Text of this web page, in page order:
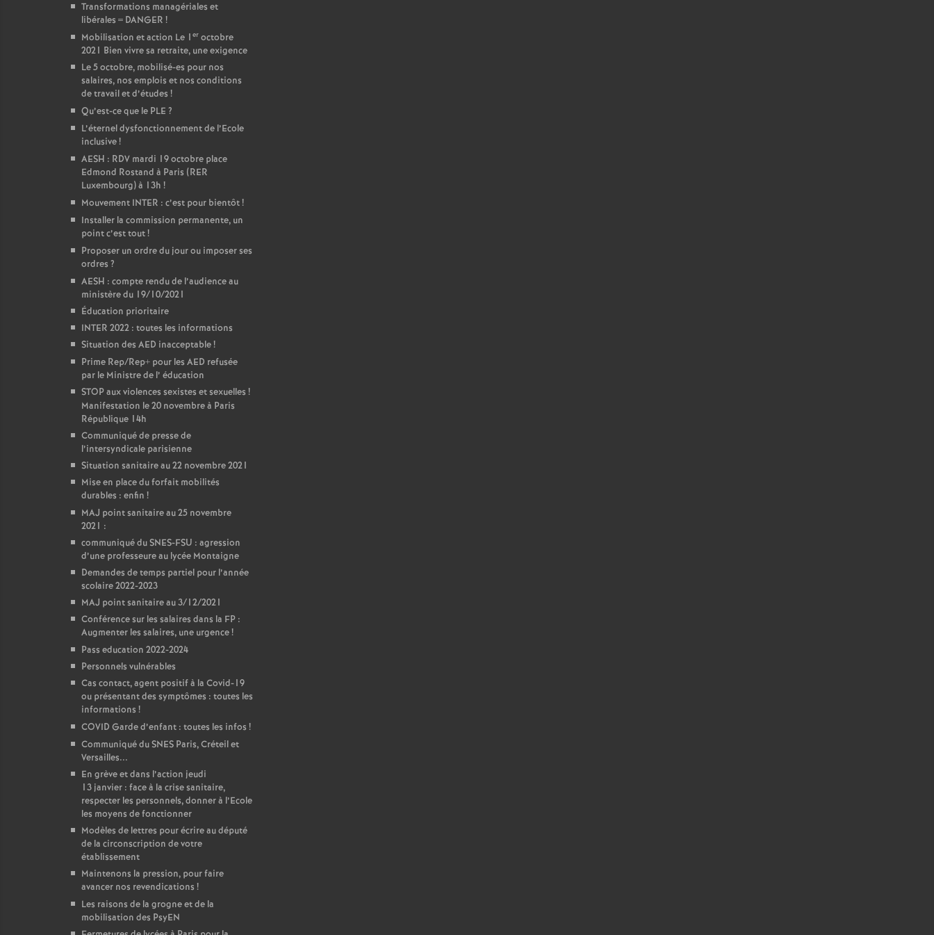
Transformations managériales et
libérales = DANGER !
Mobilisation et action Le 1 er octobre
2021 Bien vivre sa retraite, une exigence
Le 5 octobre, mobilisé-es pour nos
salaires, nos emplois et nos conditions
de travail et d’études !
Qu’est-ce que le PLE ?
L’éternel dysfonctionnement de l’Ecole
inclusive!
AESH : RDV mardi 19 octobre place
Edmond Rostand à Paris (RER
Luxembourg) à 13h !
Mouvement INTER : c’est pour bientôt!
Installer la commission permanente, un
point c’est tout!
Proposer un ordre du jour ou imposer ses
ordres ?
AESH : compte rendu de l’audience au
ministère du 19/10/2021
Éducation prioritaire
INTER 2022 : toutes les informations
Situation des AED inacceptable!
Prime Rep/Rep+ pour les AED refusée
par le Ministre de l’ éducation
STOP aux violences sexistes et sexuelles !
Manifestation le 20 novembre à Paris
République 14h
Communiqué de presse de
l’intersyndicale parisienne
Situation sanitaire au 22 novembre 2021
Mise en place du forfait mobilités
durables : enfin !
MAJ point sanitaire au 25 novembre
2021 :
communiqué du SNES-FSU : agression
d’une professeure au lycée Montaigne
Demandes de temps partiel pour l’année
scolaire 2022-2023
MAJ point sanitaire au 3/12/2021
Conférence sur les salaires dans la FP :
Augmenter les salaires, une urgence!
Pass education 2022-2024
Personnels vulnérables
Cas contact, agent positif à la Covid-19
ou présentant des symptômes : toutes les
informations !
COVID Garde d’enfant : toutes les infos !
Communiqué du SNES Paris, Créteil et
Versailles...
En grève et dans l’action jeudi
13 janvier : face à la crise sanitaire,
respecter les personnels, donner à l’Ecole
les moyens de fonctionner
Modèles de lettres pour écrire au député
de la circonscription de votre
établissement
Maintenons la pression, pour faire
avancer nos revendications !
Les raisons de la grogne et de la
mobilisation des PsyEN